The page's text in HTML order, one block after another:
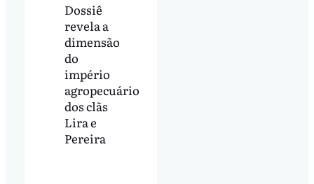
Dossiê
revela a
dimensão
do
império
agropecuário
dos clãs
Lira e
Pereira